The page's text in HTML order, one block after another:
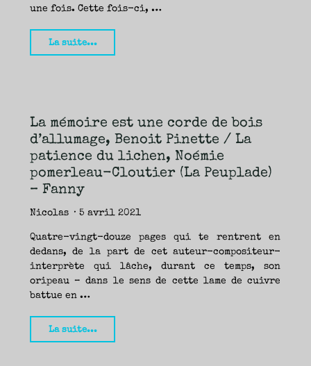
une fois. Cette fois-ci, …
La suite...
de
(La
Peuplade)
–
Fanny"
La mémoire est une corde de bois
d’allumage, Benoit Pinette / La
patience du lichen, Noémie
pomerleau-Cloutier (La Peuplade)
– Fanny
Nicolas 5 avril 2021
Quatre-vingt-douze pages qui te rentrent en
dedans, de la part de cet auteur-compositeur-
interprète qui lâche, durant ce temps, son
oripeau – dans le sens de cette lame de cuivre
battue en …
La suite...
mémoire